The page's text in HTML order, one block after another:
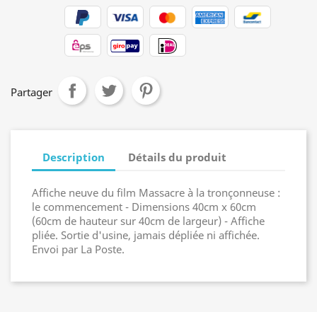
Partager
Description Détails du produit
Affiche neuve du film Massacre à la tronçonneuse :
le commencement - Dimensions 40cm x 60cm
(60cm de hauteur sur 40cm de largeur) - Affiche
pliée. Sortie d'usine, jamais dépliée ni affichée.
Envoi par La Poste.